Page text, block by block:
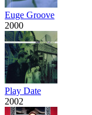
Euge Groove
2000
Play Date
2002